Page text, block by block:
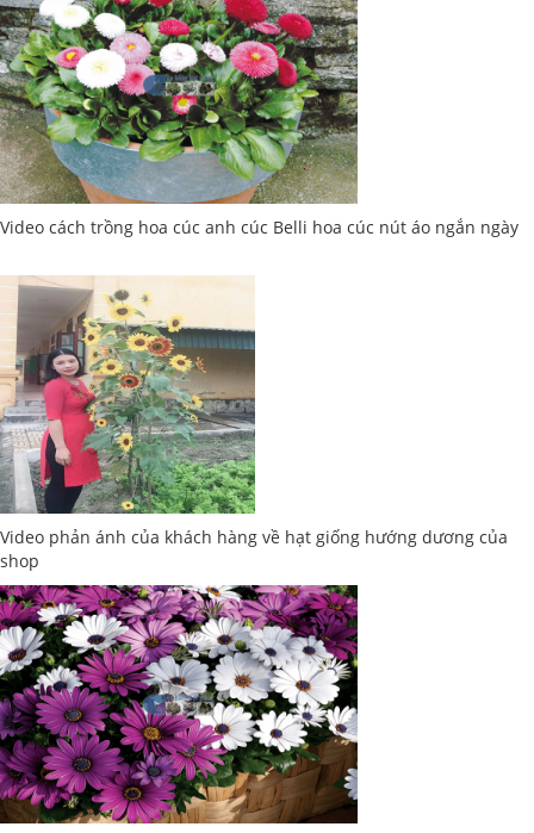
Video cách trồng hoa cúc anh cúc Belli hoa cúc nút áo ngắn ngày
Video phản ánh của khách hàng về hạt giống hướng dương của
shop